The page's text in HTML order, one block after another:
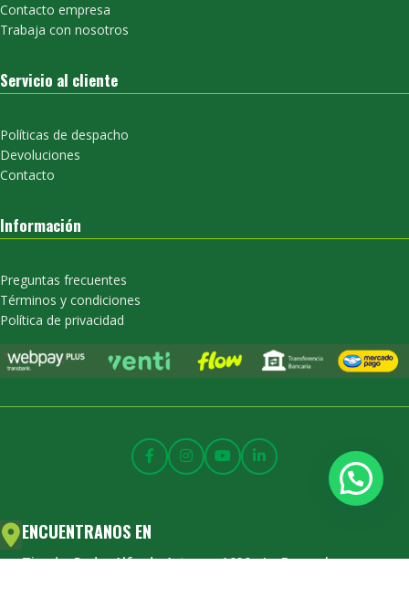
Contacto empresa
Trabaja con nosotros
Servicio al cliente
Políticas de despacho
Devoluciones
Contacto
Información
Preguntas frecuentes
Términos y condiciones
Política de privacidad
ENCUENTRANOS EN
Tienda:Padre Alfredo Arteaga 1686 - Lo Barnechea